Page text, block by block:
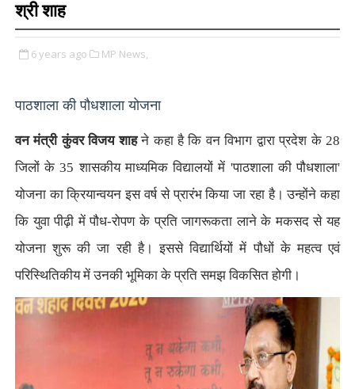
श्री शाह
6 years ago MP News,
पाठशाला की पौधशाला योजना
वन मंत्री कुंवर विजय शाहने कहा है कि वन विभाग द्वारा प्रदेश के28
जिलों के35शासकीय माध्यमिक विद्यालयों में 'पाठशाला की पौधशाला'
योजना का क्रियान्वयन इस वर्ष से प्रारंभ किया जा रहा है। उन्होंने कहा
कि युवा पीढ़ी में पौध-रोपण के प्रति जागरूकता लाने के मकसद से यह
योजना शुरू की जा रही है। इससे विद्यार्थियों में पौधों के महत्व एवं
परिस्थितिकीय में उनकी भूमिका के प्रति समझ विकसित होगी।